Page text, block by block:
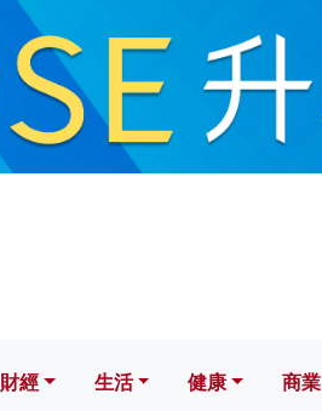
生活 健康
財經 生活 健康 商業